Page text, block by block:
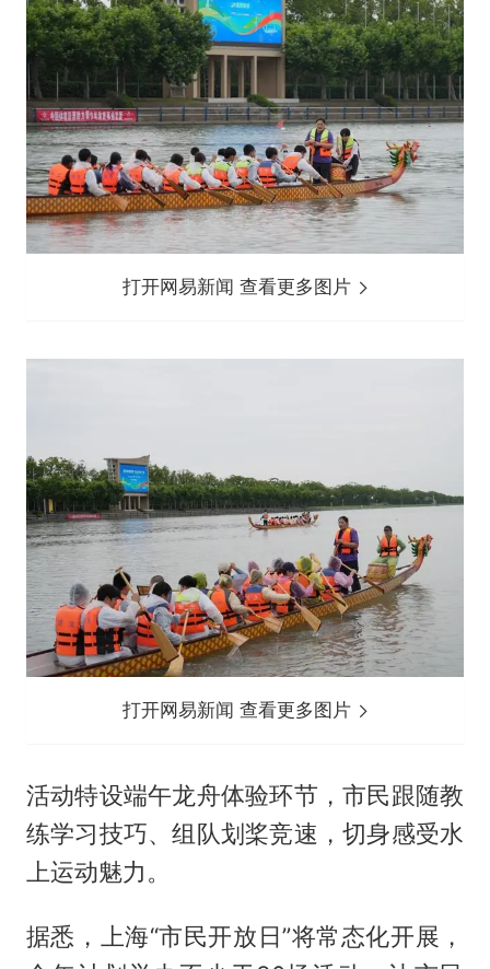
打开网易新闻 查看更多图片
打开网易新闻 查看更多图片
活动特设端午龙舟体验环节，市民跟随教
练学习技巧、组队划桨竞速，切身感受水
上运动魅力。
据悉，上海“市民开放日”将常态化开展，